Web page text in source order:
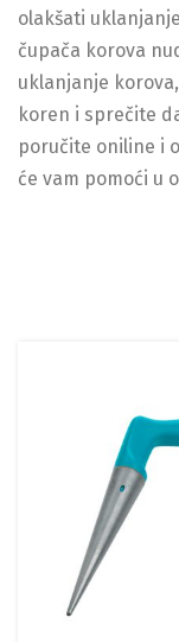
olakšati
čupača korova
uklanjanje
koren i sprečite
poručite oniline i
će vam pomoći u